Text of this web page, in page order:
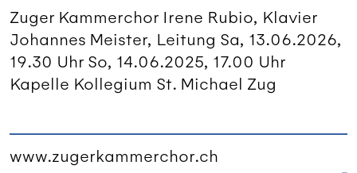
Zuger Kammerchor Irene Rubio, Klavier
Johannes Meister, Leitung Sa, 13.06.2026,
19.30 Uhr So, 14.06.2025, 17.00 Uhr
Kapelle Kollegium St. Michael Zug
www.zugerkammerchor.ch